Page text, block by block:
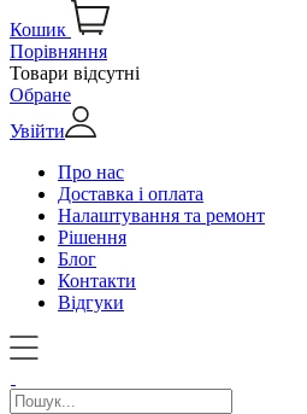
Кошик
Порівняння
Товари відсутні
Обране
Увійти
Про нас
Доставка і оплата
Налаштування та ремонт
Рішення
Блог
Контакти
Відгуки